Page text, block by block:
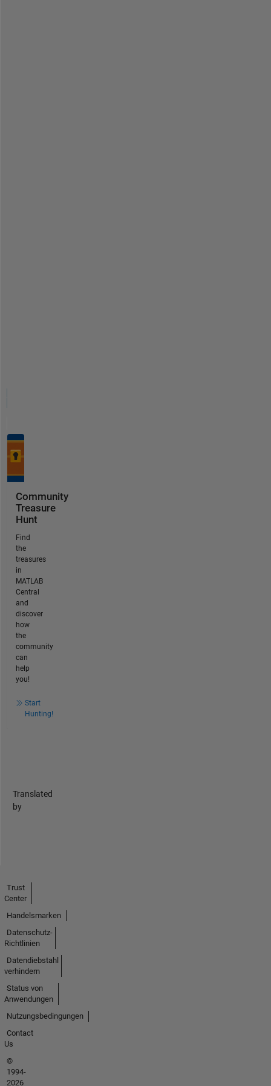
Community
Treasure
Hunt
Find
the
treasures
in
MATLAB
Central
and
discover
how
the
community
can
help
you!
Start
Hunting!
Translated
by
Trust
Center
Handelsmarken
Datenschutz-
Richtlinien
Datendiebstahl
verhindern
Status von
Anwendungen
Nutzungsbedingungen
Contact
Us
©
1994-
2026